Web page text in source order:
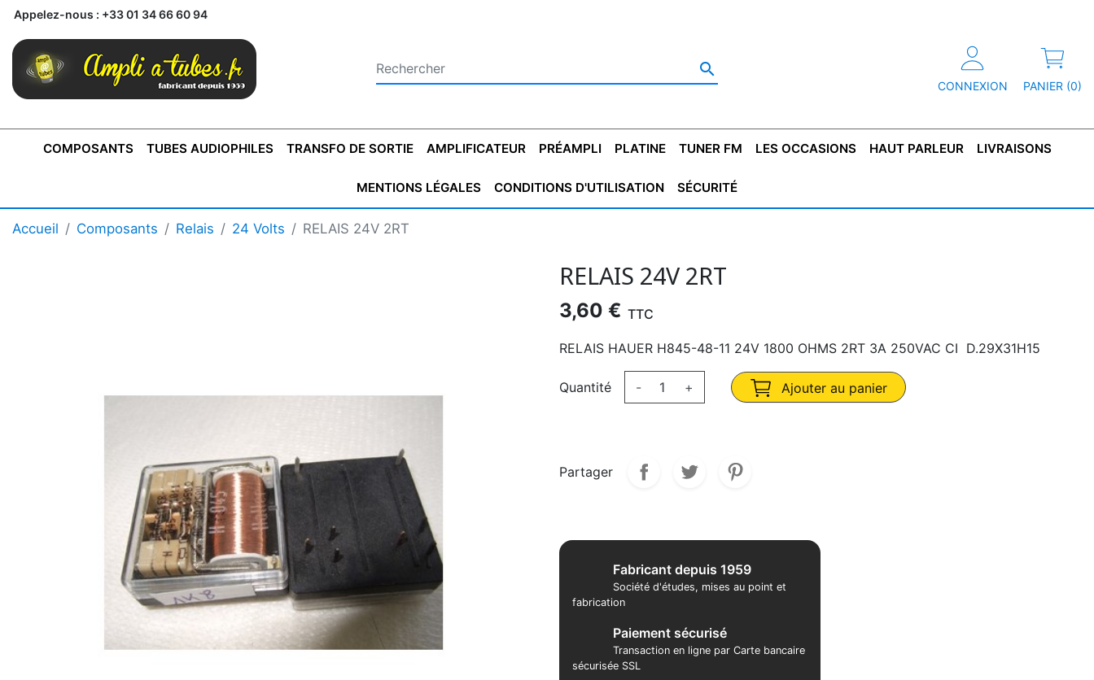
Appelez-nous : +33 01 34 66 60 94

CONNEXION PANIER (0)
COMPOSANTS
BONTONS
AXE 4MM
BONTONS
AXE 6MM
COFFRET
COFFRET
CONDENSATEUR
TUBES AUDIOPHILES TRANSFO DE SORTIE
TRANSFORMATEUR DE SORTIE DE
CLASSE "A" SINGLE
TRANSFORMATEUR DE SORTIE
TYPE PUSH PULL
AMPLIFICATEUR
AMPLI MONO AMPLI STÉRÉO
PRÉAMPLI PLATINE TUNER FM LES OCCASIONS
AMPLIFICATEURS LECTEURS CD PRÉAMPLI AVEC TUNER PLATINES VINYLES
HAUT PARLEUR
SUPRAVOX FERTIN
LIVRAISONS
MENTIONS LÉGALES CONDITIONS D'UTILISATION SÉCURITÉ
Accueil Composants Relais 24 Volts RELAIS 24V 2RT
RELAIS 24V 2RT
3,60 € TTC
RELAIS HAUER H845-48-11 24V 1800 OHMS 2RT 3A 250VAC CI D.29X31H15
Quantité - + Ajouter au panier
Partager
Fabricant depuis 1959
Société d'études, mises au point et
fabrication
Paiement sécurisé
Transaction en ligne par Carte bancaire
sécurisée SSL